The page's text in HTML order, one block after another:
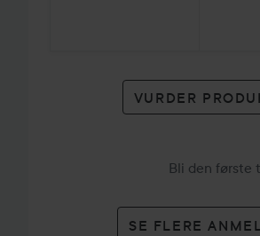
VURDER
Bli den første
SE FLERE